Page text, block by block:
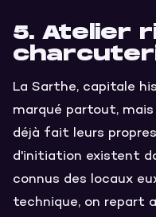
5. Atelier
La Sarthe, capitale
marqué partout,
déjà fait leurs
d'initiation existent
connus des locaux
technique, on repart